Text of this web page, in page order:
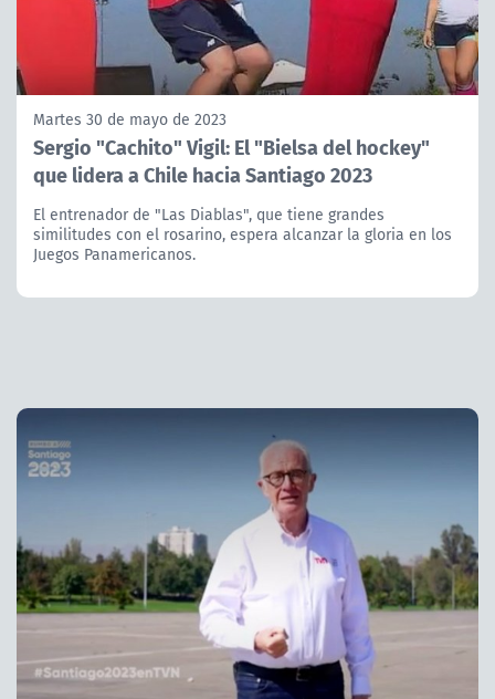
Martes 30 de mayo de 2023
Sergio "Cachito" Vigil: El "Bielsa del hockey"
que lidera a Chile hacia Santiago 2023
El entrenador de "Las Diablas", que tiene grandes
similitudes con el rosarino, espera alcanzar la gloria en los
Juegos Panamericanos.